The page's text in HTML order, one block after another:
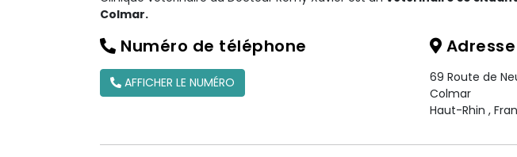
Colmar.
Numéro de téléphone
AFFICHER LE NUMÉRO
Adresse
69 Route de
Colmar
Haut-Rhin ,